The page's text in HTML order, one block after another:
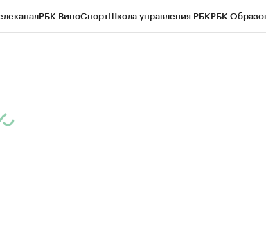
РБК ВиноСпортШкола управления РБКРБК